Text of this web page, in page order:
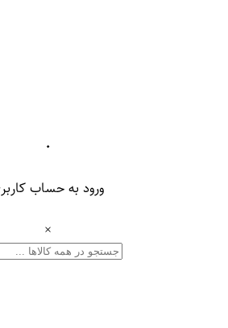
۰
ورود به حساب
×